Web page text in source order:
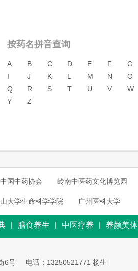
按药名拼音查询
A B C D E F G
I
J K L M N O
Q
R S T U V W
Y
Z
中国中药协会 岭南中医药文化博览园
大学生命科学学院 广州医科大学
| 膳食养生 | 中医疗养 | 养颜美体
6号 电话：13250521771 杨生